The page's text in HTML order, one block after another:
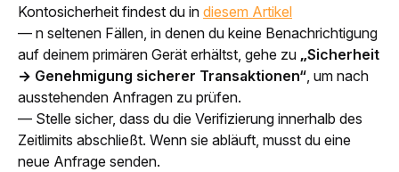
Kontosicherheit findest du in diesem Artikel
— n seltenen Fällen, in denen du keine Benachrichtigung
auf deinem primären Gerät erhältst, gehe zu „Sicherheit
→ Genehmigung sicherer Transaktionen“ , um nach
ausstehenden Anfragen zu prüfen.
— Stelle sicher, dass du die Verifizierung innerhalb des
Zeitlimits abschließt. Wenn sie abläuft, musst du eine
neue Anfrage senden.